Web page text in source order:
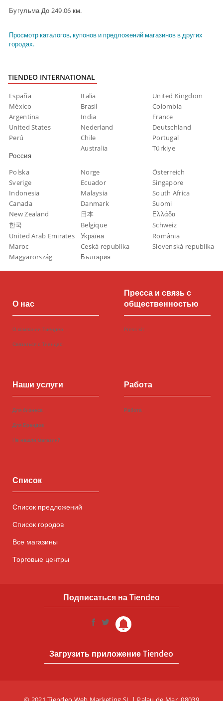
Бугульма До 249.06 км.
Просмотр каталогов, купонов и предложений магазинов в других
городах.
TIENDEO INTERNATIONAL
España Italia
United Kingdom
México
Brasil
Colombia
Argentina
India
France
United States
Nederland
Deutschland
Perú
Chile
Portugal
Россия
Australia Türkiye
Polska Norge
Österreich
Sverige
Ecuador
Singapore
Indonesia
Malaysia
South Africa
Canada
Danmark
Suomi
New Zealand
日本
Ελλάδα
한국
Belgique
Schweiz
United Arab Emirates
Україна
România
Maroc
Ceská republika
Slovenská republika
Magyarország
България
О нас
О компании Тиендео
Связаться с Тиендео
Пресса и связь с
общественностью
Press kit
Наши услуги
Для бизнеса
Для Брендов
Не нашли магазин?
Работа
Работа
Список
Список предложений
Список городов
Все магазины
Торговые центры
Подписаться на Tiendeo
Загрузить приложение Tiendeo